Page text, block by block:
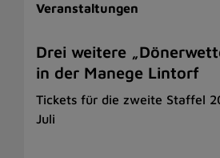
Veranstaltungen
Drei weitere
in der Manege Lintorf
Tickets für die zweite Staffel
Juli